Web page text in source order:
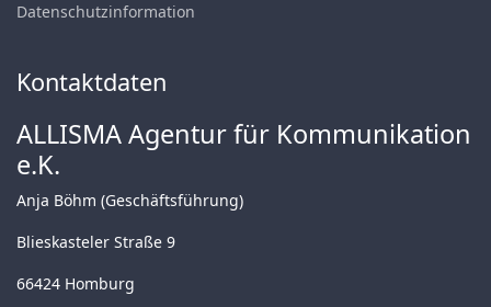
Datenschutzinformation
Kontaktdaten
ALLISMA Agentur für Kommunikation
e.K.
Anja Böhm (Geschäftsführung)
Blieskasteler Straße 9
66424 Homburg